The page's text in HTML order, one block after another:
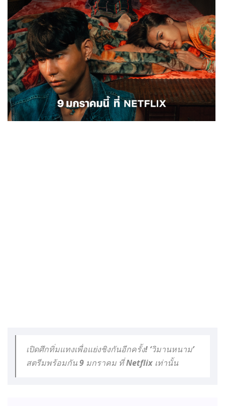
เปิดศึกทิ่มแทงเพื่อแย่งชิงกันอีกครั้ง! ‘วิมานหนาม’
สตรีมพร้อมกัน 9 มกราคม ที่ Netflix เท่านั้น